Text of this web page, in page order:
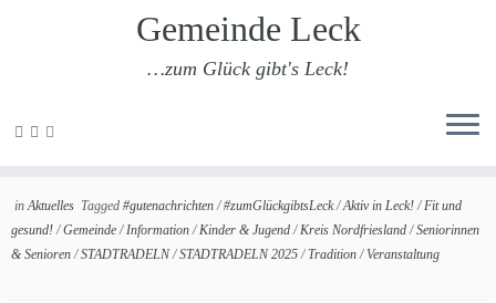
Zum
Gemeinde Leck
…zum Glück gibt's Leck!
inAktuelles Tagged #gutenachrichten/#zumGlückgibtsLeck/Aktiv in Leck!/Fit und
gesund!/Gemeinde/Information/Kinder & Jugend/Kreis Nordfriesland/Seniorinnen
& Senioren/STADTRADELN/STADTRADELN 2025/Tradition/Veranstaltung